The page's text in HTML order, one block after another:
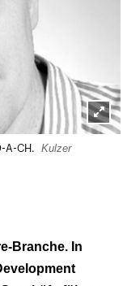
Lightbox
A-CH. Kulzer
Branche. In